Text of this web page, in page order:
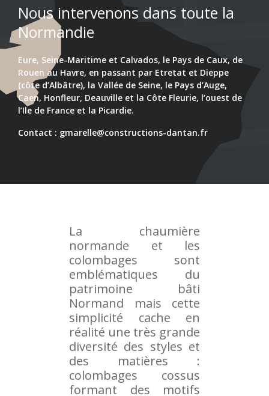
Nous intervenons dans toute la
Normandie
Eure, Seine-Maritime et Calvados, le Pays de Caux, de
Rouen au Havre, en passant par Etretat et Dieppe
(côte d’Albâtre), la Vallée de Seine, le Pays d’Auge,
Caen, Honfleur, Deauville et la Côte Fleurie, l’ouest de
l’Ile de France et la Picardie.
Contact : gmarelle@constructions-dantan.fr
La chaumière
normande et les
colombages sont
emblématiques du
patrimoine bâti
Normand mais cette
simplicité cache en
réalité une très grande
diversité des styles et
des matières :
colombages cossus
formant des motifs